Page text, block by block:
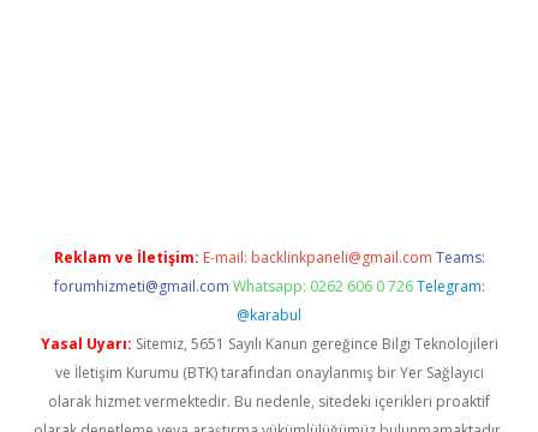
Reklam ve İletişim: E-mail: backlinkpaneli@gmail.com Teams:
forumhizmeti@gmail.com Whatsapp: 0262 606 0 726 Telegram:
@karabul
Yasal Uyarı: Sitemiz, 5651 Sayılı Kanun gereğince Bilgi Teknolojileri
ve İletişim Kurumu (BTK) tarafından onaylanmış bir Yer Sağlayıcı
olarak hizmet vermektedir. Bu nedenle, sitedeki içerikleri proaktif